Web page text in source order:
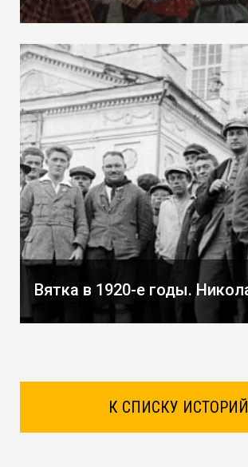
К СПИСКУ ИСТОРИЙ